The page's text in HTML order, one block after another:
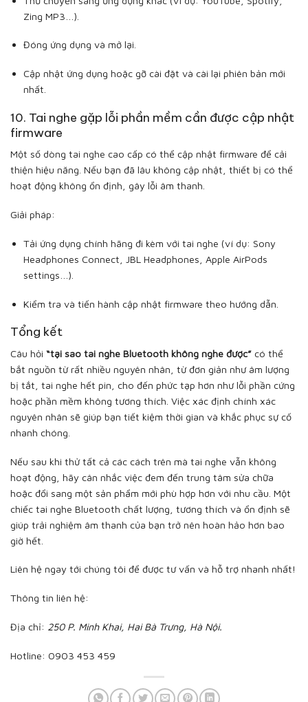
Zing MP3…).
Đóng ứng dụng và mở lại.
Cập nhật ứng dụng hoặc gỡ cài đặt và cài lại phiên bản mới
nhất.
10. Tai nghe gặp lỗi phần mềm cần được cập nhật
firmware
Một số dòng tai nghe cao cấp có thể cập nhật firmware để cải
thiện hiệu năng. Nếu bạn đã lâu không cập nhật, thiết bị có thể
hoạt động không ổn định, gây lỗi âm thanh.
Giải pháp:
Tải ứng dụng chính hãng đi kèm với tai nghe (ví dụ: Sony
Headphones Connect, JBL Headphones, Apple AirPods
settings…).
Kiểm tra và tiến hành cập nhật firmware theo hướng dẫn.
Tổng kết
Câu hỏi “tại sao tai nghe Bluetooth không nghe được” có thể
bắt nguồn từ rất nhiều nguyên nhân, từ đơn giản như âm lượng
bị tắt, tai nghe hết pin, cho đến phức tạp hơn như lỗi phần cứng
hoặc phần mềm không tương thích. Việc xác định chính xác
nguyên nhân sẽ giúp bạn tiết kiệm thời gian và khắc phục sự cố
nhanh chóng.
Nếu sau khi thử tất cả các cách trên mà tai nghe vẫn không
hoạt động, hãy cân nhắc việc đem đến trung tâm sửa chữa
hoặc đổi sang một sản phẩm mới phù hợp hơn với nhu cầu. Một
chiếc tai nghe Bluetooth chất lượng, tương thích và ổn định sẽ
giúp trải nghiệm âm thanh của bạn trở nên hoàn hảo hơn bao
giờ hết.
Liên hệ ngay tới chúng tôi để được tư vấn và hỗ trợ nhanh nhất!
Thông tin liên hệ:
Địa chỉ: 250 P. Minh Khai, Hai Bà Trưng, Hà Nội.
Hotline: 0903 453 459